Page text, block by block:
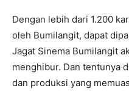
Dengan lebih dari 1.200
oleh Bumilangit, dapat
Jagat Sinema Bumilangit
menghibur. Dan tentunya
dan produksi yang